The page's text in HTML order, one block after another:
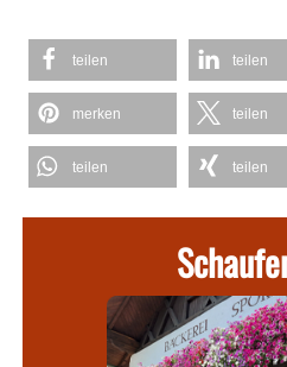
teilen teilen
merken teilen
teilen teilen